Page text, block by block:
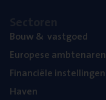
Bouw& vastgoed
Euro­pe­se ambtenaren
Finan­ci­ë­le instellingen
Haven